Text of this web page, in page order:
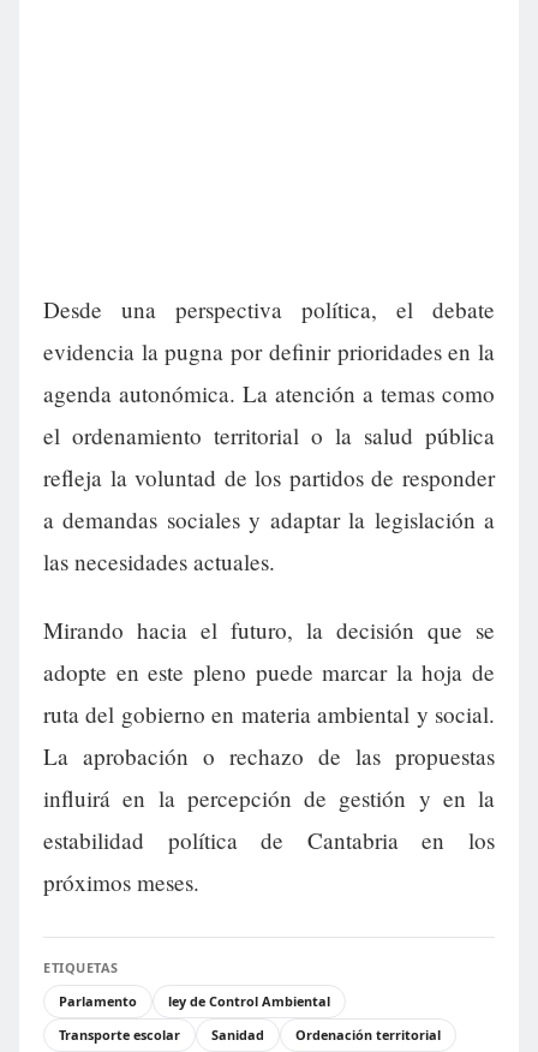
Desde una perspectiva política, el debate
evidencia la pugna por definir prioridades en la
agenda autonómica. La atención a temas como
el ordenamiento territorial o la salud pública
refleja la voluntad de los partidos de responder
a demandas sociales y adaptar la legislación a
las necesidades actuales.
Mirando hacia el futuro, la decisión que se
adopte en este pleno puede marcar la hoja de
ruta del gobierno en materia ambiental y social.
La aprobación o rechazo de las propuestas
influirá en la percepción de gestión y en la
estabilidad política de Cantabria en los
próximos meses.
ETIQUETAS
Parlamento
ley de Control Ambiental
Transporte escolar
Sanidad Ordenación territorial